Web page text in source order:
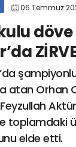
06 Temmuz
atan Orhan
toplamdaki
elde etti.